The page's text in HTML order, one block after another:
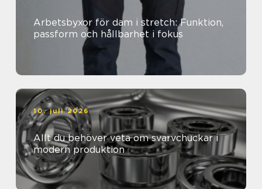
Arbetsbyxor för dam i stretch: Funktion,
passform och hållbarhet i fokus
10. juli 2026
Allt du behöver veta om svarvchuckar i
modern produktion